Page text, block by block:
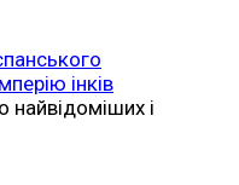
інків
найвідоміших і